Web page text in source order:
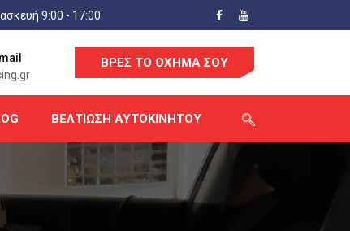
9:00 - 17:00
ΒΡΕΣ ΤΟ ΟΧΗΜΑ ΣΟΥ
ΒΕΛΤΊΩΣΗ ΑΥΤΟΚΙΝΉΤΟΥ